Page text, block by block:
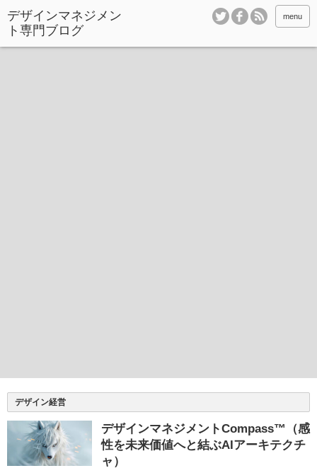
デザインマネジメン
ト専門ブログ
menu
デザイン経営
デザインマネジメントCompass™（感
性を未来価値へと結ぶAIアーキテクチ
ャ）